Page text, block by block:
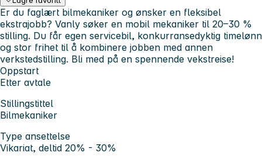
Er du faglært bilmekaniker og ønsker en fleksibel
ekstrajobb? Vanly søker en mobil mekaniker til 20–30 %
stilling. Du får egen servicebil, konkurransedyktig timelønn
og stor frihet til å kombinere jobben med annen
verkstedstilling. Bli med på en spennende vekstreise!
Oppstart
Etter avtale
Stillingstittel
Bilmekaniker
Type ansettelse
Vikariat, deltid 20% - 30%